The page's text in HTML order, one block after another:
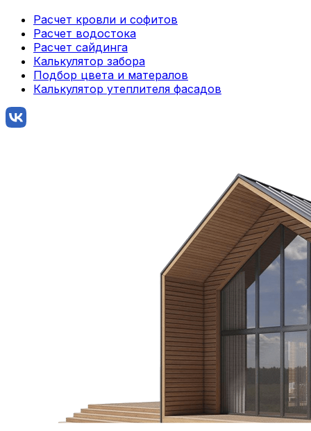
Расчет кровли и софитов
Расчет водостока
Расчет сайдинга
Калькулятор забора
Подбор цвета и матералов
Калькулятор утеплителя фасадов